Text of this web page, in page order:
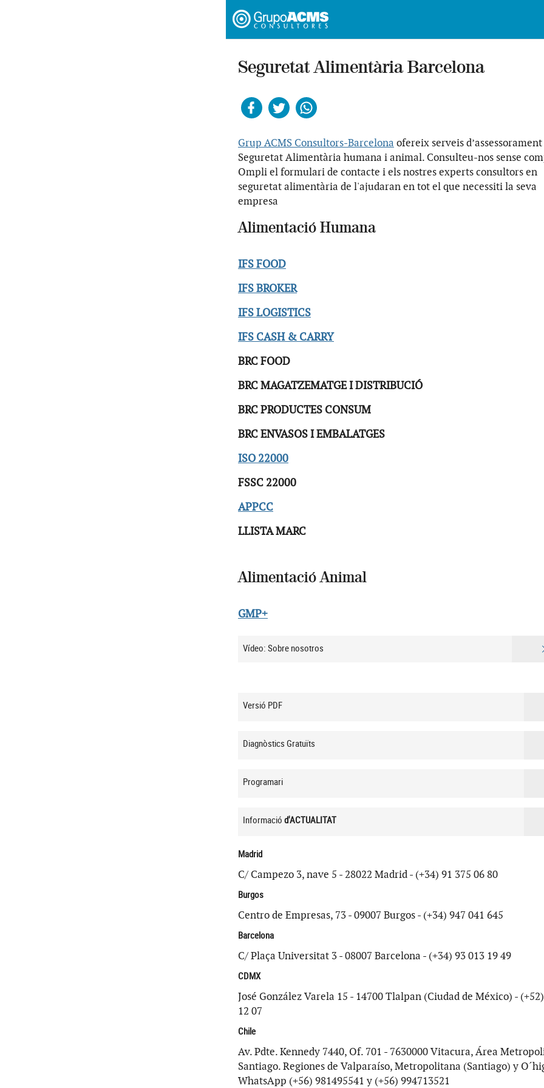
Seguretat Alimentària Barcelona
Grup ACMS Consultors-Barcelona ofereix serveis d’assessorament
Seguretat Alimentària humana i animal. Consulteu-nos sense
Ompli el formulari de contacte i els nostres experts consultors en
seguretat alimentària de l'ajudaran en tot el que necessiti la seva
empresa
Alimentació Humana
IFS FOOD
IFS BROKER
IFS LOGISTICS
IFS CASH & CARRY
BRC FOOD
BRC MAGATZEMATGE I DISTRIBUCIÓ
BRC PRODUCTES CONSUM
BRC ENVASOS I EMBALATGES
ISO 22000
FSSC 22000
APPCC
LLISTA MARC
Alimentació Animal
GMP+
Vídeo: Sobre nosotros
Versió PDF
Diagnòstics Gratuïts
Programari
Informació d'ACTUALITAT
Madrid
C/ Campezo 3, nave 5 - 28022 Madrid - (+34) 91 375 06 80
Burgos
Centro de Empresas, 73 - 09007 Burgos - (+34) 947 041 645
Barcelona
C/ Plaça Universitat 3 - 08007 Barcelona - (+34) 93 013 19 49
CDMX
José González Varela 15 - 14700 Tlalpan (Ciudad de México) -
12 07
Chile
Av. Pdte. Kennedy 7440, Of. 701 - 7630000 Vitacura, Área
Santiago. Regiones de Valparaíso, Metropolitana (Santiago) y
WhatsApp (+56) 981495541 y (+56) 994713521